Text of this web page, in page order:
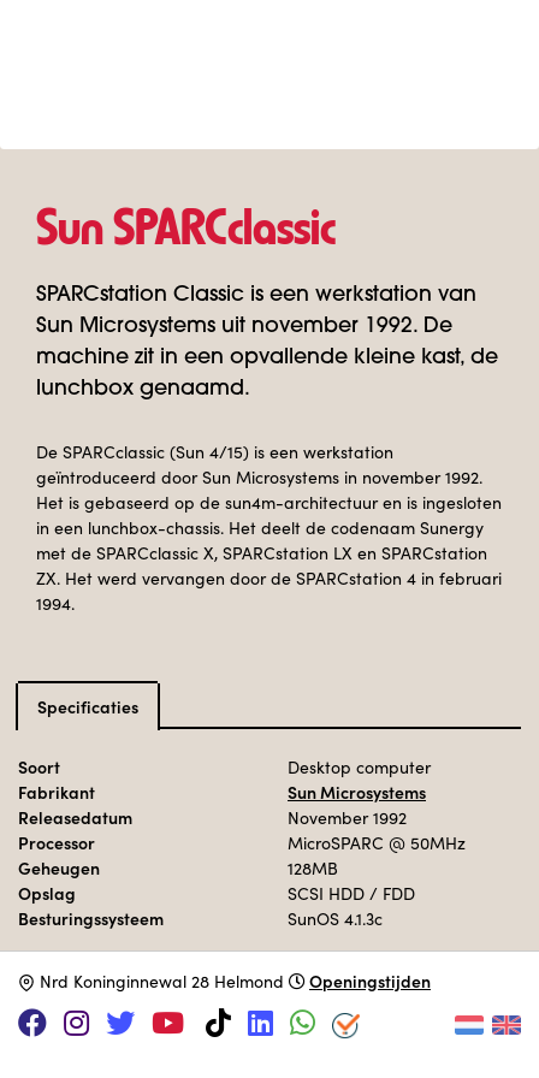
Sun SPARCclassic
SPARCstation Classic is een werkstation van
Sun Microsystems uit november 1992. De
machine zit in een opvallende kleine kast, de
lunchbox genaamd.
De SPARCclassic (Sun 4/15) is een werkstation
geïntroduceerd door Sun Microsystems in november 1992.
Het is gebaseerd op de sun4m-architectuur en is ingesloten
in een lunchbox-chassis. Het deelt de codenaam Sunergy
met de SPARCclassic X, SPARCstation LX en SPARCstation
ZX. Het werd vervangen door de SPARCstation 4 in februari
1994.
Specificaties
Soort Desktop computer
Fabrikant
Sun Microsystems
Releasedatum
November 1992
Processor MicroSPARC @ 50MHz
Geheugen 128MB
Opslag SCSI HDD / FDD
Besturingssysteem SunOS 4.1.3c
Adopteer deze computer
Nrd Koninginnewal 28 Helmond Openingstijden